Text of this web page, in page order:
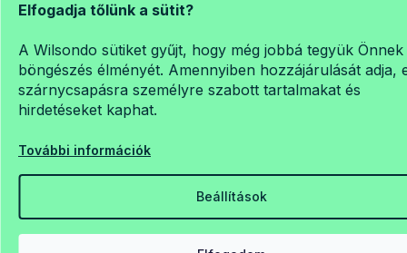
Elfogadja tőlünk a sütit?
A Wilsondo sütiket gyűjt, hogy még jobbá tegyük Önnek
böngészés élményét. Amennyiben hozzájárulását adja,
szárnycsapásra személyre szabott tartalmakat és
hirdetéseket kaphat.
További információk
Beállítások
Shoptet Premium készítette